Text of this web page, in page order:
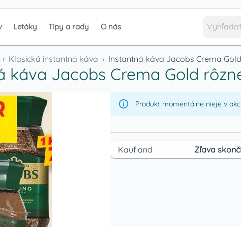
Letáky Tipy a rady O nás
› Klasická instantná káva › Instantná káva Jacobs Crema
káva Jacobs Crema Gold
Produkt momentálne nieje v
Kaufland Zľava